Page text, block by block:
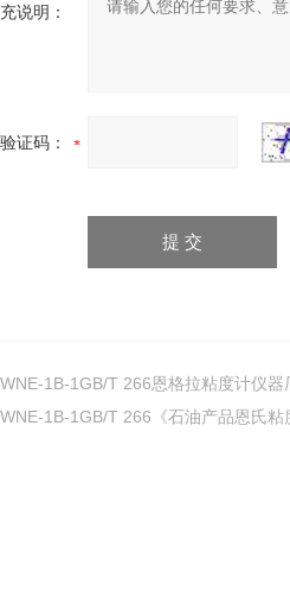
说明：
验证码：
WNE-1B-1GB/T 266恩格拉粘度计仪器
WNE-1B-1GB/T 266《石油产品恩氏粘